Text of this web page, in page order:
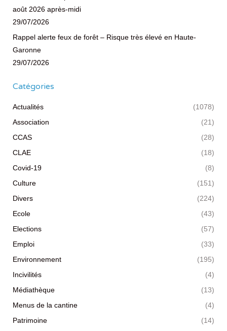
août 2026 après-midi
29/07/2026
Rappel alerte feux de forêt – Risque très élevé en Haute-
Garonne
29/07/2026
Catégories
Actualités
(1078)
Association
(21)
CCAS
(28)
CLAE
(18)
Covid-19
(8)
Culture
(151)
Divers
(224)
Ecole
(43)
Elections
(57)
Emploi
(33)
Environnement
(195)
Incivilités
(4)
Médiathèque
(13)
Menus de la cantine
(4)
Patrimoine
(14)